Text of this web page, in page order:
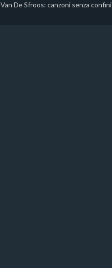
Van De Sfroos: canzoni senza confini